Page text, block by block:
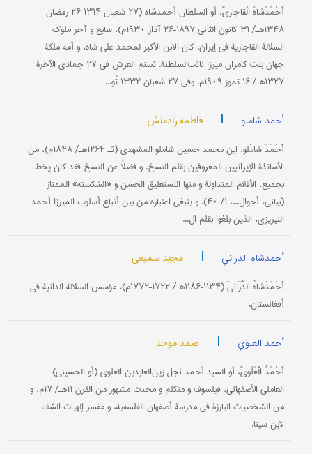
أَحْمَدَشاهُ الْقاجاريّ، أو السلطان أحمدشاه (۲۷ شعبان ۱۳۱۴–۲۶ رمضان
۱۳۴۸هـ/ ۳۱ کانون الثاني ۱۸۹۷–۲۶ آذار ۱۹۳۰م)، سابع و آخر ملوک
السلالة القاجاریة في إیران. کان الابن الأکبر لمحمد علي شاه، و أمه ملکة
جهان بنت کامران میرزا نائب‌السلطنة. تسنم العرش في ۲۷ جمادی الآخرة
۱۳۲۷هـ/ ۱۶ تموز ۱۹۰۹م. وفي ۲۷ شعبان ۱۳۳۲ تُو...
أحمد شاملو | فاطمه رادمنش
أَحْمَدَ شامْلو، ابن محمد حسین شاملو المشهدي (تـ ۱۲۶۴هـ/ ۱۸۴۸م)، من
الأساتذة الإیرانیین المعروفین بقلم النسخ. و فضلاً عن النسخ فقد کان یخط
بجمیع، الأقلام المتداولة و منها النستعلیق الحسن و «الشکسته» الممتاز
(بیاني، أحوال...، ۱/ ۴۰). و ینبغي اعتباره من بین أتباع أسلوب المیرزا أحمد
النیریزي، الذین بلغوا بقلم ال...
أحمدشاه الدراني | مجید سمیعی
أَحْمَدَشاهُ الدُّرّانيّ (۱۱۳۴–۱۱۸۶هـ/ ۱۷۲۲–۱۷۷۲م)، مؤسس السلالة الدانیة في
أفغانستان.
أحمد العلوي | صمد موحد
أَحْمَدُ الْعَلَويّ، أو السید أحمد نجل زین‌العابدین العلوي (أو الحسیني)
العاملي الأصفهاني، فیلسوف و متکلم و محدث مشهور من القرن ۱۱هـ/ ۱۷م، و
من الشخصیات البارزة في مدرسة أصفهان الفلسفیة، و مفسر إلهیات الشفاء
لابن سینا.